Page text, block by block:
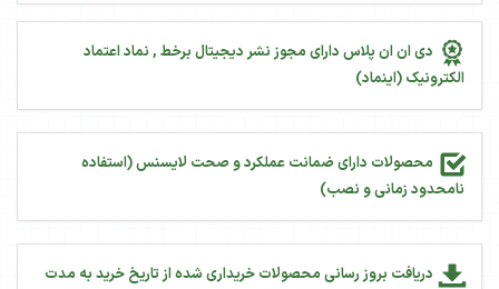
دی ان ان پلاس دارای مجوز نشر دیجیتال برخط , نماد اعتماد
الکترونیک (اینماد)
محصولات دارای ضمانت عملکرد و صحت لایسنس (استفاده
نامحدود زمانی و نصب)
دریافت بروز رسانی محصولات خریداری شده از تاریخ خرید به مدت